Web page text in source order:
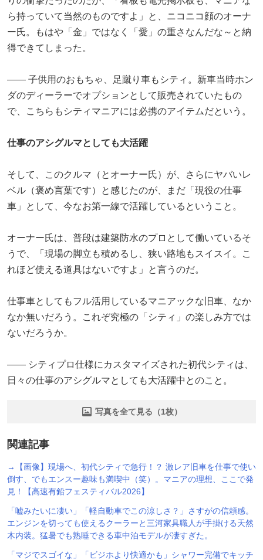
ら持っていて当然のものですよ」と、ニコニコ顔のオーナ
ー氏。もはや「金」ではなく「愛」の重さなんだな～と納
得できてしまった。
―― 子供用のおもちゃ、足蹴り車もシティ。新車当時ホン
ダのディーラーでオプションとして販売されていたもの
で、こちらもシティマニアには必携のアイテムだという。
仕事のアシグルマとしても大活躍
そして、このクルマ（とオーナー氏）が、さらにヤバいレ
ベル（褒め言葉です）と感じたのが、まだ「現役の仕事
車」として、今なお第一線で活躍しているということ。
オーナー氏は、普段は建築防水のプロとして働いているそ
うで、「現場の脚立も積めるし、狭い路地もスイスイ。こ
れほど使える道具はないですよ」と言うのだ。
仕事車としてもフル活用しているマニアックな旧車、なか
なか無いだろう。これぞ究極の「シティ」の楽しみ方では
ないだろうか。
―― シティプロ仕様にカスタマイズされた初代シティは、
日々の仕事のアシグルマとしても大活躍中とのこと。
写真を全て見る（1枚）
関連記事
→【画像】現場へ、初代シティで急行！？ 激レア旧車を仕事で使い
倒す、でもエンスー趣味も満喫中（笑）。マニアの理想、ここで発
見！【高速有鉛フェスティバル2026】
「嘘みたいに凄い」「軽自動車でこの涼しさ？」さすがの信頼感。
エンジンを切っても使えるクーラーと三河家具職人が手掛ける天然
木内装。猛暑でも熟睡できる車中泊モデルが凄すぎた。
「マジでスゴイな」「ビジホより快適かも」シャワー完備でキッチ